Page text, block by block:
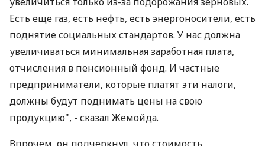
Есть еще газ, есть нефть, есть энергоносители, есть
поднятие социальных стандартов. У нас должна
увеличиваться минимальная заработная плата,
отчисления в пенсионный фонд. И частные
предприниматели, которые платят эти налоги,
должны будут поднимать цены на свою
продукцию", - сказал Жемойда.